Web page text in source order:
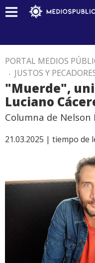
PORTAL MEDIOS
. JUSTOS Y
"Muerde",
Luciano
Columna de Nelson
21.03.2025 | tiempo de